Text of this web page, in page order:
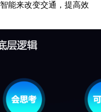
能来改变交通，提高效